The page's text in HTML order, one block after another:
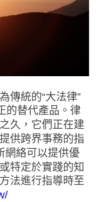
傳統的“大法律”
的替代產品。律
久，它們正在建
供跨界事務的指
網絡可以提供優
特定於實踐的知
法進行指導時至